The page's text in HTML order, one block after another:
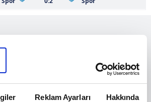
Reklam Ayarları Hakkında